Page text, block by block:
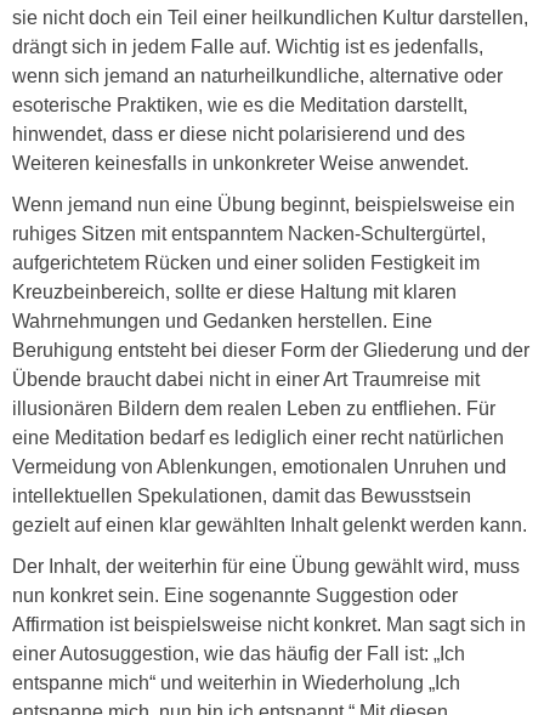
sie nicht doch ein Teil einer heilkundlichen Kultur darstellen,
drängt sich in jedem Falle auf. Wichtig ist es jedenfalls,
wenn sich jemand an naturheilkundliche, alternative oder
esoterische Praktiken, wie es die Meditation darstellt,
hinwendet, dass er diese nicht polarisierend und des
Weiteren keinesfalls in unkonkreter Weise anwendet.
Wenn jemand nun eine Übung beginnt, beispielsweise ein
ruhiges Sitzen mit entspanntem Nacken-­Schultergürtel,
aufgerichtetem Rücken und einer soliden Festigkeit im
Kreuzbeinbereich, sollte er diese Haltung mit klaren
Wahrnehmungen und Gedanken herstellen. Eine
Beruhigung entsteht bei dieser Form der Gliederung und der
Übende braucht dabei nicht in einer Art Traumreise mit
illusionären Bildern dem realen Leben zu entfliehen. Für
eine Meditation bedarf es lediglich einer recht natürlichen
Vermeidung von Ablenkungen, emotionalen Unruhen und
intellektuellen Spekulationen, damit das Bewusstsein
gezielt auf einen klar gewählten Inhalt gelenkt werden kann.
Der Inhalt, der weiterhin für eine Übung gewählt wird, muss
nun konkret sein. Eine sogenannte Suggestion oder
Affirmation ist beispielsweise nicht konkret. Man sagt sich in
einer Autosuggestion, wie das häufig der Fall ist: „Ich
entspanne mich“ und weiterhin in Wiederholung „Ich